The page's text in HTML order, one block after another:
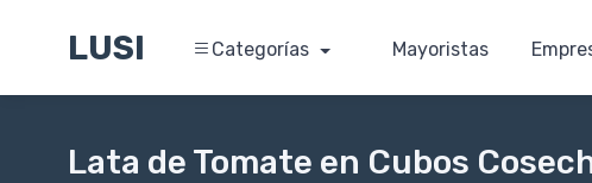
LUSI Categorías Mayoristas
Lata de Tomate en Cubos